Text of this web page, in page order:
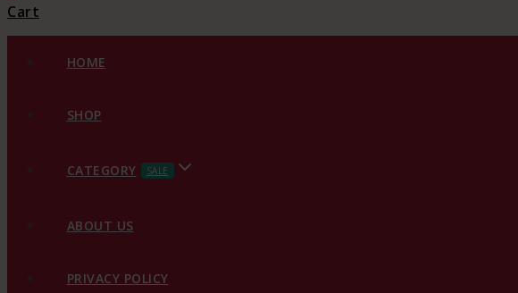
Cart
HOME
SHOP
CATEGORY SALE
ABOUT US
PRIVACY POLICY